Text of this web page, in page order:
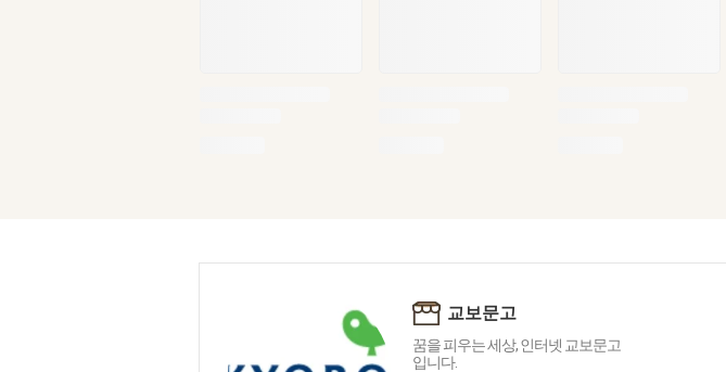
교보문고
꿈을 피우는 세상, 인터넷 교보문고
입니다.